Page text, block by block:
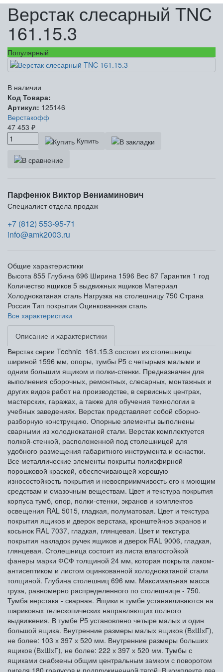
Верстак слесарный TNC
161.15.3
Популярный
В наличии
Код Товара:
Артикул: 125146
Верстакофф
47 453 ₽
Купить
Парфенюк Виктор Вениаминович
Специалист отдела продаж
+7 (812) 553-95-71
info@amk2003.ru
Общие характеристики
Высота 855 Глубина 696 Ширина 1596 Вес 87 Гарантия 1 год
Количество ящиков 5 выдвижных ящиков Материал
Холоднокатаная сталь Нагрузка на столешницу 750 Страна
Россия Тип покрытия Оцинкованная сталь
Все характеристики
Описание и характеристики
Верстак серии Technic 161.15.3 состоит из столешницы
шириной 1596 мм, опоры, тумбы P5 с четырьмя малыми и
одним большим ящиком и полки-стенки. Предназначен для
выполнения сборочных, ремонтных, слесарных, монтажных и
других видов работ на производстве, в сервисных центрах,
мастерских, гаражах, а также для обучения технологии в
учебных заведениях. Верстак представляет собой сборно-
разборную конструкцию. Опорные элементы выполнены
сварными из холоднокатаной стали. Верстак комплектуется
полкой-стенкой, расположенной под столешницей для
удобного размещения габаритного инструмента и оснастки.
Все металлические элементы покрыты полиэфирной
порошковой краской, обеспечивающей хорошую
износостойкость покрытия и невосприимчивость его к моющим
средствам и смазочным веществам. Цвет и текстура покрытия
корпуса тумб, опор, полки-стенки, экранов и комплектов
освещения RAL 5015, гладкая, полуматовая. Цвет и текстура
покрытия ящиков и дверок верстака, кронштейнов экранов и
косынок RAL 7037, гладкая, глянцевая. Цвет и текстура
покрытия накладок ручек ящиков и дверок RAL 9006, гладкая,
глянцевая. Столешница состоит из листа влагостойкой
фанеры марки ФСФ толщиной 24 мм, которая покрыта лаком-
антисептиком и листом оцинкованной холоднокатаной стали
толщиной. Глубина столешниц 696 мм. Максимальная масса
груза, равномерно распределенного по столешнице - 750.
Тумба верстака - сварная. Ящики в тумбе устанавливаются на
шариковых телескопических направляющих полного
выдвижения. В тумбе P5 установлено четыре малых и один
большой ящика. Внутренние размеры малых ящиков (ВхШхГ),
не более: 103 х 397 х 520 мм. Внутренние размеры больших
ящиков (ВхШхГ), не более: 222 х 397 х 520 мм. Тумбы с
ящиками снабжены общим центральным замком с поворотом
ригеля 180 градусов и подпружиненной тягой. В комплекте два